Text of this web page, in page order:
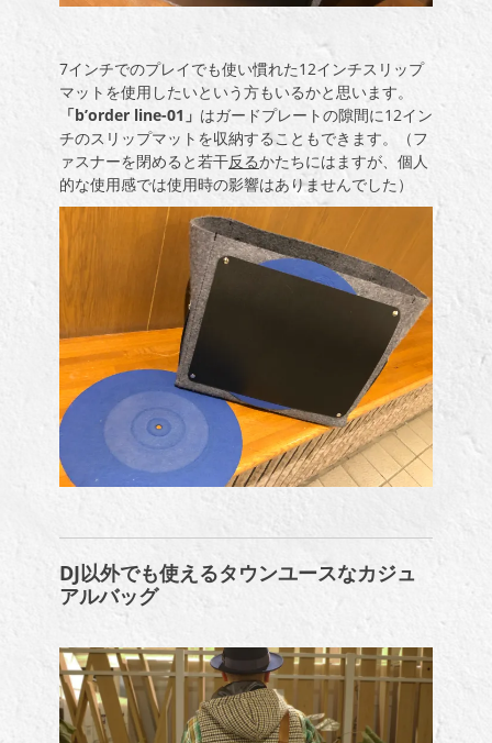
7インチでのプレイでも使い慣れた12インチスリップ
マットを使用したいという方もいるかと思います。
「b’order line-01」 はガードプレートの隙間に12イン
チのスリップマットを収納することもできます。（フ
ァスナーを閉めると若干反るかたちにはますが、個人
的な使用感では使用時の影響はありませんでした）
DJ以外でも使えるタウンユースなカジュ
アルバッグ